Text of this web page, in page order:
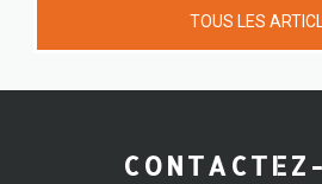
TOUS LES